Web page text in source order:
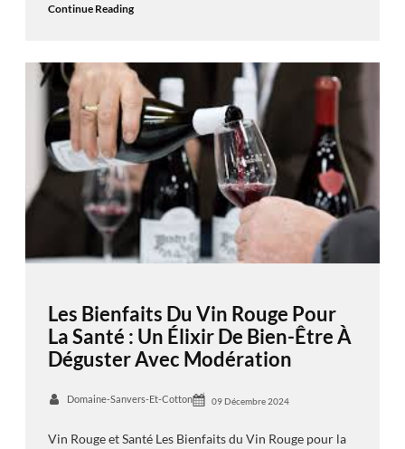
Continue Reading
Les Bienfaits Du Vin Rouge Pour
La Santé : Un Élixir De Bien-Être À
Déguster Avec Modération
Domaine-Sanvers-Et-Cotton 09 Décembre 2024
Vin Rouge et Santé Les Bienfaits du Vin Rouge pour la